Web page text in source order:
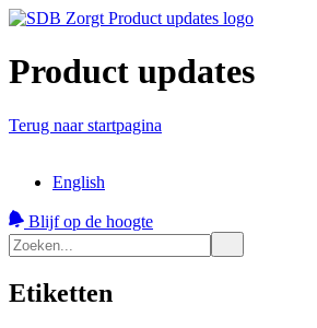
Product updates
Terug naar startpagina
English
Blijf op de hoogte
Etiketten